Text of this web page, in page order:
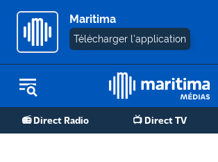
Maritima
Télécharger l'application
📻 Direct Radio 📺 Direct TV
REPLAY RADIO
REPLAY TV